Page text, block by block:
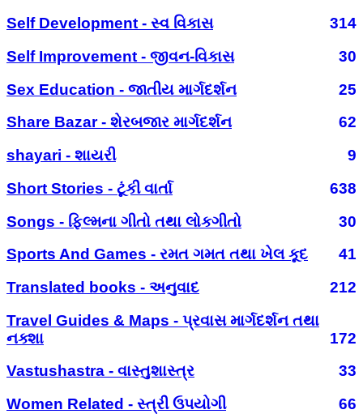
Self Development - સ્વ વિકાસ
314
Self Improvement - જીવન-વિકાસ
30
Sex Education - જાતીય માર્ગદર્શન
25
Share Bazar - શેરબજાર માર્ગદર્શન
62
shayari - શાયરી
9
Short Stories - ટૂંકી વાર્તા
638
Songs - ફિલ્મના ગીતો તથા લોકગીતો
30
Sports And Games - રમત ગમત તથા ખેલ કૂદ
41
Translated books - અનુવાદ
212
Travel Guides & Maps - પ્રવાસ માર્ગદર્શન તથા
નક્શા
172
Vastushastra - વાસ્તુશાસ્ત્ર
33
Women Related - સ્ત્રી ઉપયોગી
66